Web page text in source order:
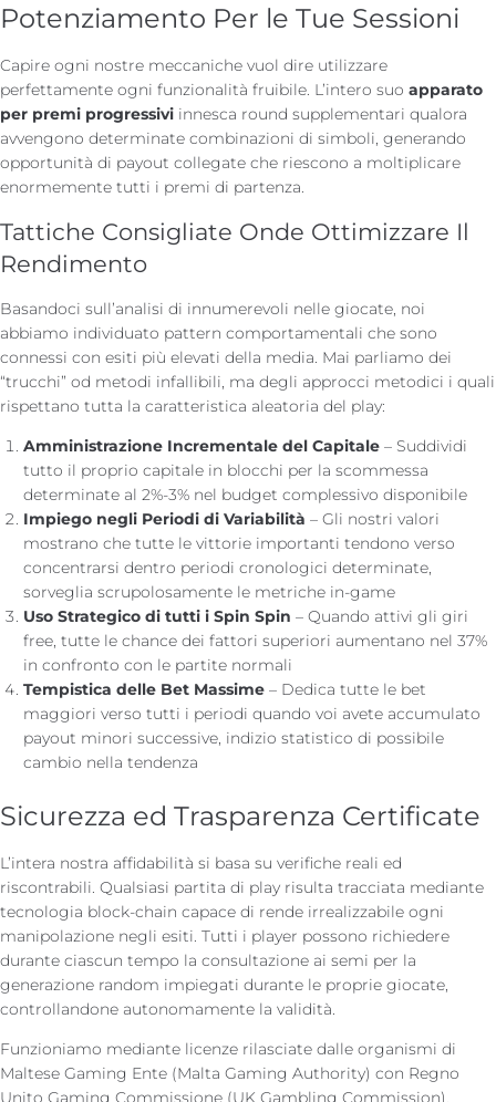
Potenziamento Per le Tue Sessioni
Capire ogni nostre meccaniche vuol dire utilizzare
perfettamente ogni funzionalità fruibile. L’intero suo apparato
per premi progressivi innesca round supplementari qualora
avvengono determinate combinazioni di simboli, generando
opportunità di payout collegate che riescono a moltiplicare
enormemente tutti i premi di partenza.
Tattiche Consigliate Onde Ottimizzare Il
Rendimento
Basandoci sull’analisi di innumerevoli nelle giocate, noi
abbiamo individuato pattern comportamentali che sono
connessi con esiti più elevati della media. Mai parliamo dei
“trucchi” od metodi infallibili, ma degli approcci metodici i quali
rispettano tutta la caratteristica aleatoria del play:
Amministrazione Incrementale del Capitale – Suddividi
tutto il proprio capitale in blocchi per la scommessa
determinate al 2%-3% nel budget complessivo disponibile
Impiego negli Periodi di Variabilità – Gli nostri valori
mostrano che tutte le vittorie importanti tendono verso
concentrarsi dentro periodi cronologici determinate,
sorveglia scrupolosamente le metriche in-game
Uso Strategico di tutti i Spin Spin – Quando attivi gli giri
free, tutte le chance dei fattori superiori aumentano nel 37%
in confronto con le partite normali
Tempistica delle Bet Massime – Dedica tutte le bet
maggiori verso tutti i periodi quando voi avete accumulato
payout minori successive, indizio statistico di possibile
cambio nella tendenza
Sicurezza ed Trasparenza Certificate
L’intera nostra affidabilità si basa su verifiche reali ed
riscontrabili. Qualsiasi partita di play risulta tracciata mediante
tecnologia block-chain capace di rende irrealizzabile ogni
manipolazione negli esiti. Tutti i player possono richiedere
durante ciascun tempo la consultazione ai semi per la
generazione random impiegati durante le proprie giocate,
controllandone autonomamente la validità.
Funzioniamo mediante licenze rilasciate dalle organismi di
Maltese Gaming Ente (Malta Gaming Authority) con Regno
Unito Gaming Commissione (UK Gambling Commission),